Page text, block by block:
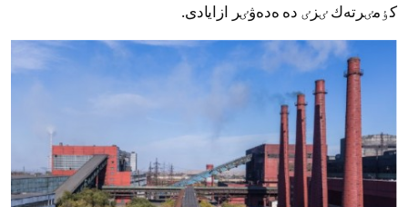
كٶمٸرتەك ٸزٸ دە ەدەۋٸر ازايادى.